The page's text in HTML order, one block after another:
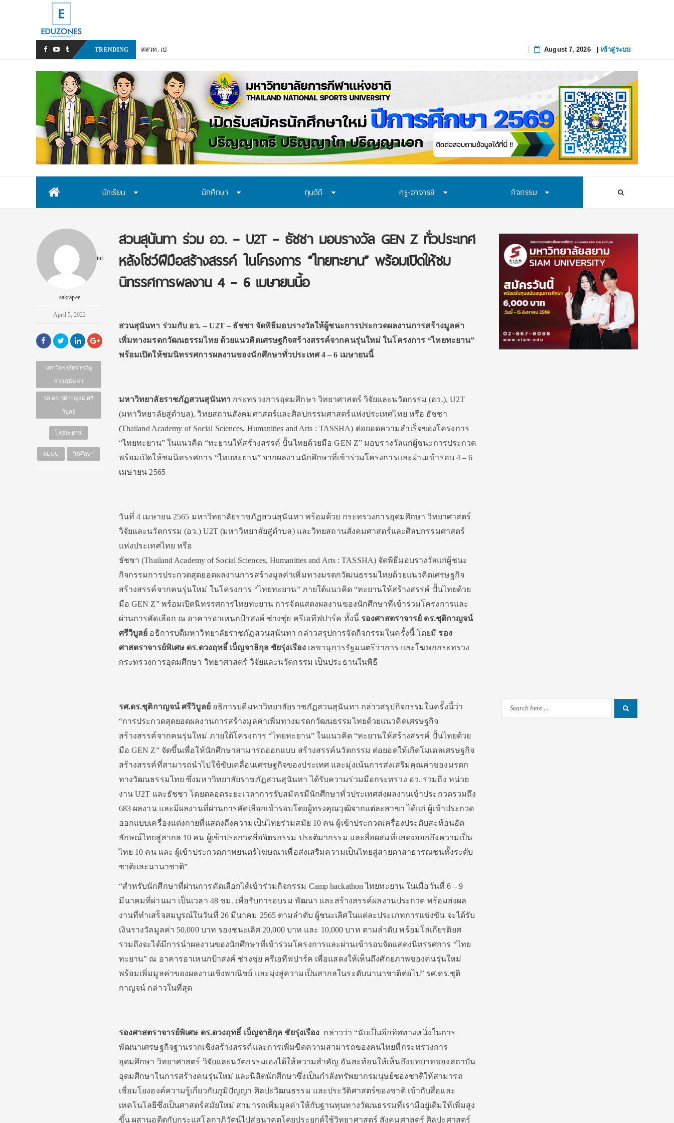
TRENDING
สสวท. เปิดรับสมัครสอบคัดเลือก “ทุน พสวท.” และ “โครงการห้องเรียน พสวท.” ปี
August 7, 2026| เข้าสู่ระบบ
นักเรียน นักศึกษา ทุนดีดี ครู-อาจารย์ กิจกรรม
tui
sakrapee
April 5, 2022
มหาวิทยาลัยราชภัฏ
สวนสุนันทา
รศ.ดร.ชุติกาญจน์​ ศรี
วิบูลย์
ไทยทะยาน
BLOG นักศึกษา
สวนสุนันทา ร่วม อว. – U2T – ธัชชา มอบรางวัล GEN Z ทั่วประเทศ
หลังโชว์ฝีมือสร้างสรรค์ ในโครงการ “ไทยทะยาน” พร้อมเปิดให้ชม
นิทรรศการผลงาน 4 – 6 เมษายนนี้อ
สวนสุนันทา ร่วมกับ อว. – U2T – ธัชชา จัดพิธีมอบรางวัลให้ผู้ชนะการประกวดผลงานการสร้างมูลค่า
เพิ่มทางมรดกวัฒนธรรมไทย ด้วยแนวคิดเศรษฐกิจสร้างสรรค์จากคนรุ่นใหม่ ในโครงการ “ไทยทะยาน”
พร้อมเปิดให้ชมนิทรรศการผลงานของนักศึกษาทั่วประเทศ 4 – 6 เมษายนนี้
มหาวิทยาลัยราชภัฏสวนสุนันทา กระทรวงการอุดมศึกษา วิทยาศาสตร์ วิจัยและนวัตกรรม (อว.), U2T
(มหาวิทยาลัยสู่ตำบล), วิทยสถานสังคมศาสตร์และศิลปกรรมศาสตร์แห่งประเทศไทย หรือ ธัชชา
(Thailand Academy of Social Sciences, Humanities and Arts : TASSHA) ต่อยอดความสำเร็จของโครงการ
“ไทยทะยาน” ในแนวคิด “ทะยานให้สร้างสรรค์ ปั้นไทยด้วยมือ GEN Z” มอบรางวัลแก่ผู้ชนะการประกวด
พร้อมเปิดให้ชมนิทรรศการ “ไทยทะยาน” จากผลงานนักศึกษาที่เข้าร่วมโครงการและผ่านเข้ารอบ 4 – 6
เมษายน 2565
วันที่ 4 เมษายน 2565 มหาวิทยาลัยราชภัฏสวนสุนันทา พร้อมด้วย กระทรวงการอุดมศึกษา วิทยาศาสตร์
วิจัยและนวัตกรรม (อว.) U2T (มหาวิทยาลัยสู่ตำบล) และวิทยสถานสังคมศาสตร์และศิลปกรรมศาสตร์
แห่งประเทศไทย หรือ
ธัชชา (Thailand Academy of Social Sciences, Humanities and Arts : TASSHA) จัดพิธีมอบรางวัลแก่ผู้ชนะ
กิจกรรมการประกวดสุดยอดผลงานการสร้างมูลค่าเพิ่มทางมรดกวัฒนธรรมไทยด้วยแนวคิดเศรษฐกิจ
สร้างสรรค์จากคนรุ่นใหม่ ในโครงการ “ไทยทะยาน” ภายใต้แนวคิด “ทะยานให้สร้างสรรค์ ปั้นไทยด้วย
มือ GEN Z” พร้อมเปิดนิทรรศการไทยทะยาน การจัดแสดงผลงานของนักศึกษาที่เข้าร่วมโครงการและ
ผ่านการคัดเลือก ณ อาคารอาเหนกป้าสงค์ ช่างชุ่ย ครีเอทีฟปาร์ค ทั้งนี้รองศาสตราจารย์ ดร.ชุติกาญจน์
ศรีวิบูลย์ อธิการบดีมหาวิทยาลัยราชภัฏสวนสุนันทา กล่าวสรุปการจัดกิจกรรมในครั้งนี้ โดยมี รอง
ศาสตราจารย์พิเศษ ดร.ดวงฤทธิ์ เบ็ญจาธิกุล ชัยรุ่งเรืองเลขานุการรัฐมนตรีว่าการ และโฆษกกระทรวง
กระทรวงการอุดมศึกษา วิทยาศาสตร์ วิจัยและนวัตกรรม เป็นประธานในพิธี
รศ.ดร.ชุติกาญจน์ ศรีวิบูลย์อธิการบดีมหาวิทยาลัยราชภัฏสวนสุนันทา กล่าวสรุปกิจกรรมในครั้งนี้ว่า
“การประกวดสุดยอดผลงานการสร้างมูลค่าเพิ่มทางมรดกวัฒนธรรมไทยด้วยแนวคิดเศรษฐกิจ
สร้างสรรค์จากคนรุ่นใหม่ ภายใต้โครงการ “ไทยทะยาน” ในแนวคิด “ทะยานให้สร้างสรรค์ ปั้นไทยด้วย
มือ GEN Z” จัดขึ้นเพื่อให้นักศึกษาสามารถออกแบบ สร้างสรรค์นวัตกรรม ต่อยอดให้เกิดโมเดลเศรษฐกิจ
สร้างสรรค์ที่สามารถนำไปใช้ขับเคลื่อนเศรษฐกิจของประเทศ และมุ่งเน้นการส่งเสริมคุณค่าของมรดก
ทางวัฒนธรรมไทย ซึ่งมหาวิทยาลัยราชภัฏสวนสุนันทา ได้รับความร่วมมือกระทรวง อว. รวมถึง หน่วย
งาน U2T และธัชชา โดยตลอดระยะเวลาการรับสมัครมีนักศึกษาทั่วประเทศส่งผลงานเข้าประกวดรวมถึง
683 ผลงาน และมีผลงานที่ผ่านการคัดเลือกเข้ารอบโดยผู้ทรงคุณวุฒิจากแต่ละสาขา ได้แก่ ผู้เข้าประกวด
ออกแบบเครื่องแต่งกายที่แสดงถึงความเป็นไทยร่วมสมัย 10 คน ผู้เข้าประกวดเครื่องประดับสะท้อนอัต
ลักษณ์ไทยสู่สากล 10 คน ผู้เข้าประกวดสื่อจิตรกรรม ประติมากรรม และสื่อผสมที่แสดงออกถึงความเป็น
ไทย 10 คน และ ผู้เข้าประกวดภาพยนตร์โฆษณาเพื่อส่งเสริมความเป็นไทยสู่สายตาสาธารณชนทั้งระดับ
ชาติและนานาชาติ”
“สำหรับนักศึกษาที่ผ่านการคัดเลือกได้เข้าร่วมกิจกรรม Camp hackathon ไทยทะยาน ในเมื่อวันที่ 6 – 9
มีนาคมที่ผ่านมา เป็นเวลา 48 ชม. เพื่อรับการอบรม พัฒนา และสร้างสรรค์ผลงานประกวด พร้อมส่งผล
งานที่ทำเสร็จสมบูรณ์ในวันที่ 26 มีนาคม 2565 ตามลำดับ ผู้ชนะเลิศในแต่ละประเภทการแข่งขัน จะได้รับ
เงินรางวัลมูลค่า 50,000 บาท รองชนะเลิศ 20,000 บาท และ 10,000 บาท ตามลำดับ พร้อมโล่เกียรติยศ
รวมถึงจะได้มีการนำผลงานของนักศึกษาที่เข้าร่วมโครงการและผ่านเข้ารอบจัดแสดงนิทรรศการ “ไทย
ทะยาน” ณ อาคารอาเหนกป้าสงค์ ช่างชุ่ย ครีเอทีฟปาร์ค เพื่อแสดงให้เห็นถึงศักยภาพของคนรุ่นใหม่
พร้อมเพิ่มมูลค่าของผลงานเชิงพาณิชย์ และมุ่งสู่ความเป็นสากลในระดับนานาชาติต่อไป” รศ.ดร.ชุติ
กาญจน์ กล่าวในที่สุด
รองศาสตราจารย์พิเศษ ดร.ดวงฤทธิ์ เบ็ญจาธิกุล ชัยรุ่งเรือง กล่าวว่า “นับเป็นอีกทิศทางหนึ่งในการ
พัฒนาเศรษฐกิจฐานรากเชิงสร้างสรรค์และการเพิ่มขีดความสามารถของคนไทยที่กระทรวงการ
อุดมศึกษา วิทยาศาสตร์ วิจัยและนวัตกรรมเองได้ให้ความสำคัญ อันสะท้อนให้เห็นถึงบทบาทของสถาบัน
อุดมศึกษาในการสร้างคนรุ่นใหม่ และนิสิตนักศึกษาซึ่งเป็นกำลังทรัพยากรมนุษย์ชองชาติให้สามารถ
เชื่อมโยงองค์ความรู้เกี่ยวกับภูมิปัญญา ศิลปะวัฒนธรรม และประวัติศาสตร์ของชาติ เข้ากับสื่อและ
เทคโนโลยีซึ่งเป็นศาสตร์สมัยใหม่ สามารถเพิ่มมูลค่าให้กับฐานทุนทางวัฒนธรรมที่เรามีอยู่เดิมให้เพิ่มสูง
ขึ้น ผสานอดีตกับกระแสโลกาภิวัตน์ไปสู่อนาคตโดยประยุกต์ใช้วิทยาศาสตร์ สังคมศาสตร์ ศิลปะศาสตร์
Search